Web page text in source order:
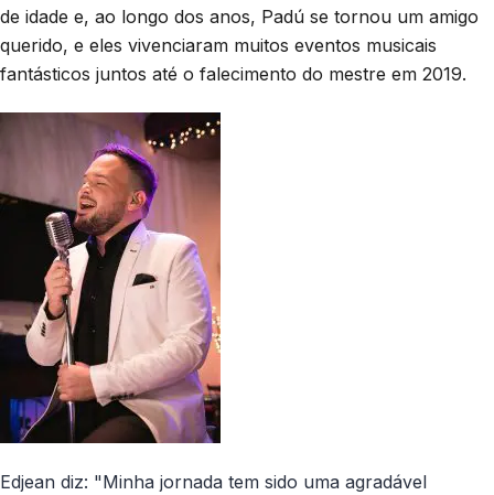
de idade e, ao longo dos anos, Padú se tornou um amigo
querido, e eles vivenciaram muitos eventos musicais
fantásticos juntos até o falecimento do mestre em 2019.
Edjean diz: "Minha jornada tem sido uma agradável